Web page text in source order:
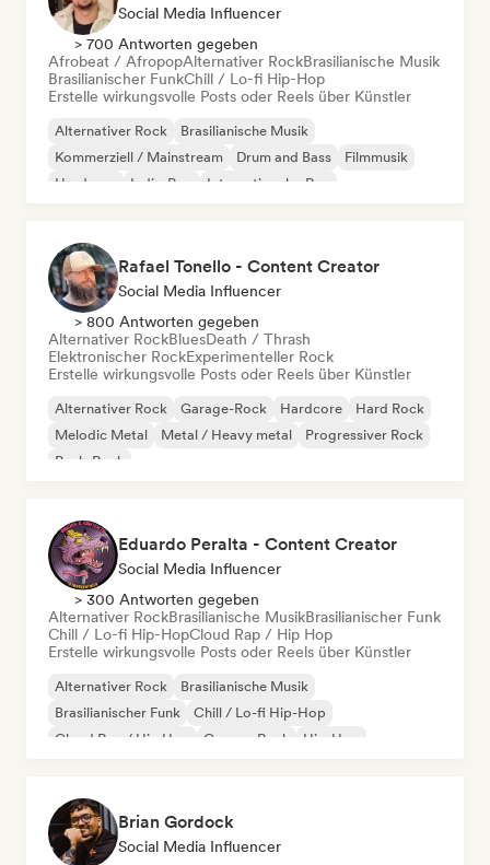
Social Media Influencer
> 700 Antworten gegeben
Afrobeat / AfropopAlternativer RockBrasilianische Musik
Brasilianischer FunkChill / Lo-fi Hip-Hop
Erstelle wirkungsvolle Posts oder Reels über Künstler
Alternativer Rock
Brasilianische Musik
Kommerziell / Mainstream
Drum and Bass
Filmmusik
Hardcore
Indie-Pop Internationaler Rap
Rafael Tonello - Content Creator
Social Media Influencer
> 800 Antworten gegeben
Alternativer RockBluesDeath / Thrash
Elektronischer RockExperimenteller Rock
Erstelle wirkungsvolle Posts oder Reels über Künstler
Alternativer Rock Garage-Rock Hardcore
Hard Rock
Melodic Metal
Metal / Heavy metal
Progressiver Rock
Punk-Rock
Eduardo Peralta - Content Creator
Social Media Influencer
> 300 Antworten gegeben
Alternativer RockBrasilianische MusikBrasilianischer Funk
Chill / Lo-fi Hip-HopCloud Rap / Hip Hop
Erstelle wirkungsvolle Posts oder Reels über Künstler
Alternativer Rock
Brasilianische Musik
Brasilianischer Funk
Chill / Lo-fi Hip-Hop
Cloud Rap / Hip Hop
Garage-Rock
Hip-Hop
Brian Gordock
Social Media Influencer